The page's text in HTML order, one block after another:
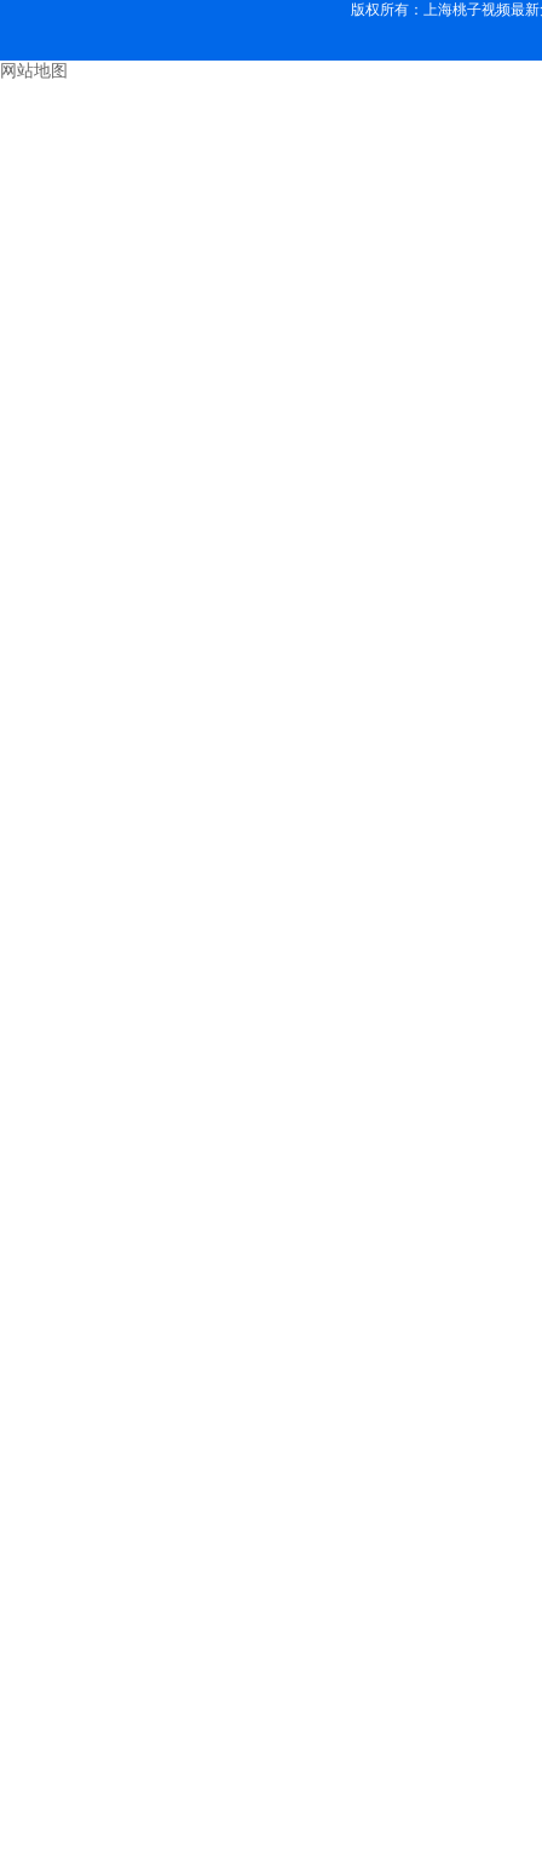
版权所有：上海桃子视频最新
网站地图